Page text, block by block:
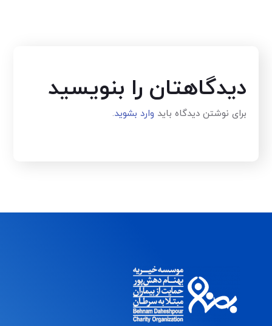
دیدگاهتان را بنویسید
برای نوشتن دیدگاه باید وارد بشوید.